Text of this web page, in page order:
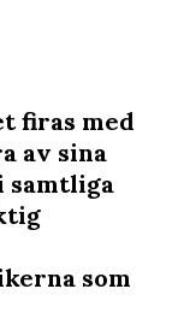
firas med
av sina
samtliga
som